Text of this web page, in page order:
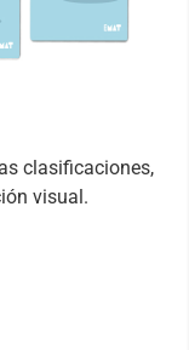
clasificaciones,
visual.